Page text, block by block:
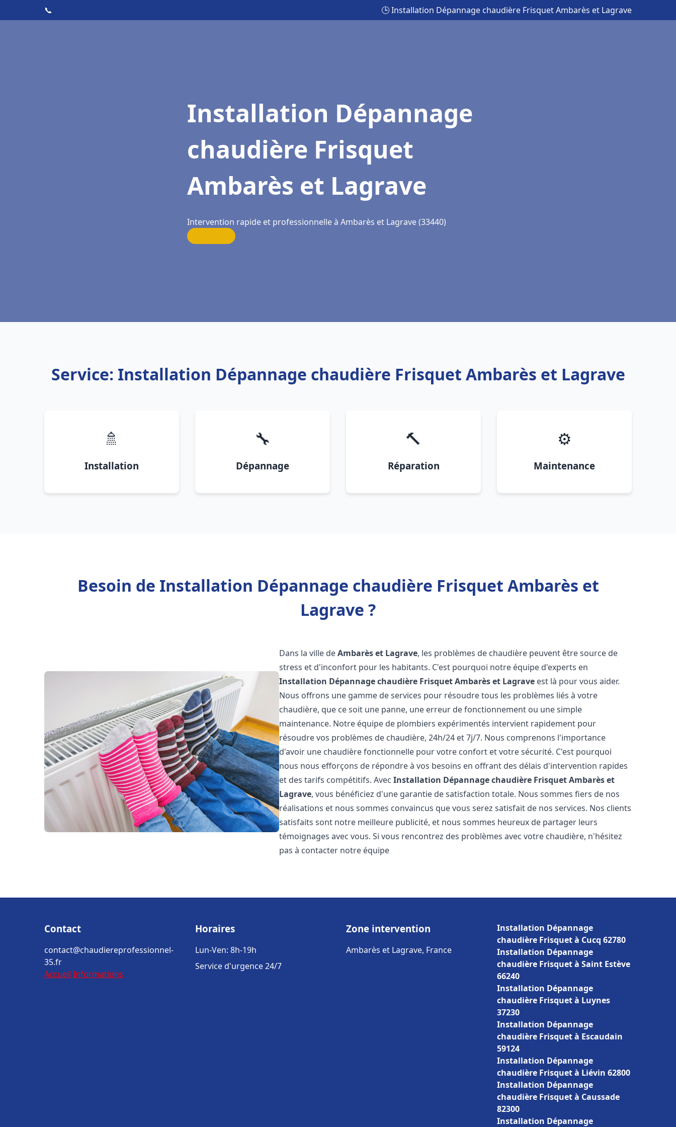
📞 🕒 Installation Dépannage chaudière Frisquet Ambarès et Lagrave
Installation Dépannage
chaudière Frisquet
Ambarès et Lagrave
Intervention rapide et professionnelle à Ambarès et Lagrave (33440)
Service: Installation Dépannage chaudière Frisquet Ambarès et Lagrave
🚿
Installation
🔧
Dépannage
🔨
Réparation
⚙️
Maintenance
Besoin de Installation Dépannage chaudière Frisquet Ambarès et
Lagrave ?
Dans la ville deAmbarès et Lagrave, les problèmes de chaudière peuvent être source de
stress et d'inconfort pour les habitants. C'est pourquoi notre équipe d'experts en
Installation Dépannage chaudière FrisquetAmbarès et Lagrave est là pour vous aider.
Nous offrons une gamme de services pour résoudre tous les problèmes liés à votre
chaudière, que ce soit une panne, une erreur de fonctionnement ou une simple
maintenance. Notre équipe de plombiers expérimentés intervient rapidement pour
résoudre vos problèmes de chaudière, 24h/24 et 7j/7. Nous comprenons l'importance
d'avoir une chaudière fonctionnelle pour votre confort et votre sécurité. C'est pourquoi
nous nous efforçons de répondre à vos besoins en offrant des délais d'intervention rapides
et des tarifs compétitifs. AvecInstallation Dépannage chaudière FrisquetAmbarès et
Lagrave, vous bénéficiez d'une garantie de satisfaction totale. Nous sommes fiers de nos
réalisations et nous sommes convaincus que vous serez satisfait de nos services. Nos clients
satisfaits sont notre meilleure publicité, et nous sommes heureux de partager leurs
témoignages avec vous. Si vous rencontrez des problèmes avec votre chaudière, n'hésitez
pas à contacter notre équipe
Contact
contact@chaudiereprofessionnel-
35.fr
Accueil Informations
Horaires
Lun-Ven: 8h-19h
Service d'urgence 24/7
Zone intervention
Ambarès et Lagrave, France
Installation Dépannage
chaudière Frisquet à Cucq 62780
Installation Dépannage
chaudière Frisquet à Saint Estève
66240
Installation Dépannage
chaudière Frisquet à Luynes
37230
Installation Dépannage
chaudière Frisquet à Escaudain
59124
Installation Dépannage
chaudière Frisquet à Liévin 62800
Installation Dépannage
chaudière Frisquet à Caussade
82300
Installation Dépannage